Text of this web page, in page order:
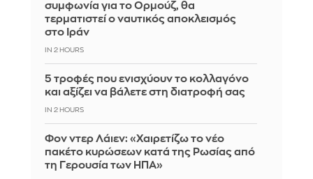
συμφωνία για το Ορμούζ, θα
τερματιστεί ο ναυτικός αποκλεισμός
στο Ιράν
IN 2 HOURS
5 τροφές που ενισχύουν το κολλαγόνο
και αξίζει να βάλετε στη διατροφή σας
IN 2 HOURS
Φον ντερ Λάιεν: «Χαιρετίζω το νέο
πακέτο κυρώσεων κατά της Ρωσίας από
τη Γερουσία των ΗΠΑ»